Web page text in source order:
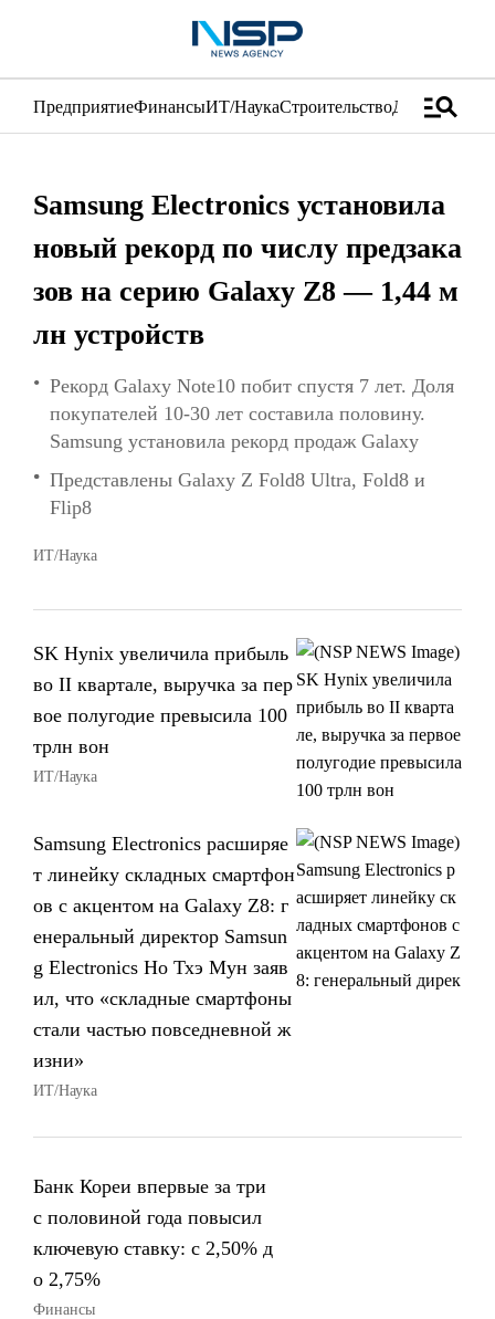
ПредприятиеФинансыИТ/НаукаСтроительствоДистрибуция
manage_search
Samsung Electronics установила
новый рекорд по числу предзака
зов на серию Galaxy Z8 — 1,44 м
лн устройств
Рекорд Galaxy Note10 побит спустя 7 лет. Доля
покупателей 10-30 лет составила половину.
Samsung установила рекорд продаж Galaxy
Представлены Galaxy Z Fold8 Ultra, Fold8 и
Flip8
ИТ/Наука
SK Hynix увеличила прибыль
во II квартале, выручка за пер
вое полугодие превысила 100
трлн вон
ИТ/Наука
Samsung Electronics расширяе
т линейку складных смартфон
ов с акцентом на Galaxy Z8: г
енеральный директор Samsun
g Electronics Но Тхэ Мун заяв
ил, что «складные смартфоны
стали частью повседневной ж
изни»
ИТ/Наука
Банк Кореи впервые за три
с половиной года повысил
ключевую ставку: с 2,50% д
о 2,75%
Финансы